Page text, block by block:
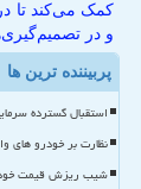
کمک می‌کند تا
و در
پربیننده ترین ها
استقبال گسترده
نظارت بر خودرو های
شیب ریزش قیمت